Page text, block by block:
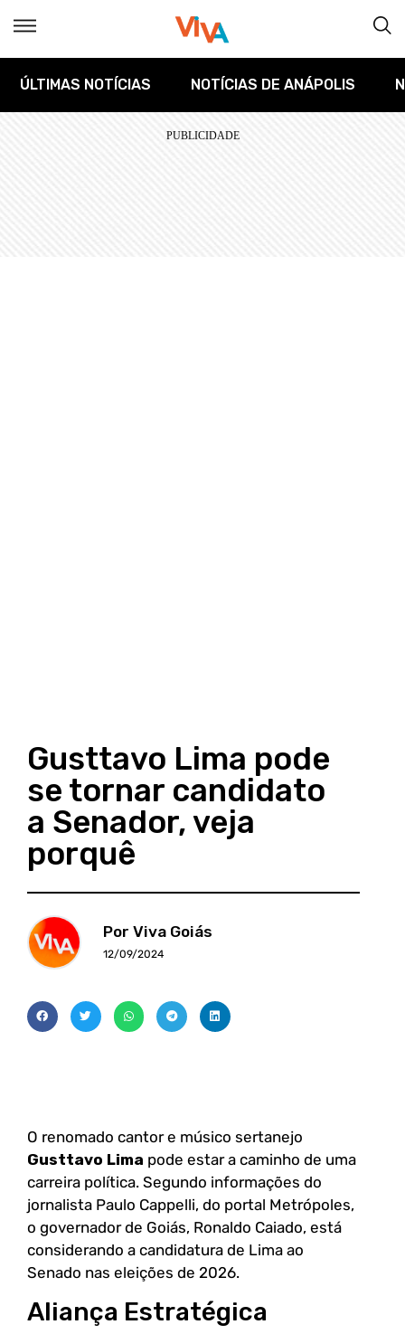
ÚLTIMAS NOTÍCIAS NOTÍCIAS DE ANÁPOLIS
Gusttavo Lima pode
se tornar candidato
a Senador, veja
porquê
Por Viva Goiás
12/09/2024
O renomado cantor e músico sertanejo
Gusttavo Lima pode estar a caminho de uma
carreira política. Segundo informações do
jornalista Paulo Cappelli, do portal Metrópoles,
o governador de Goiás, Ronaldo Caiado, está
considerando a candidatura de Lima ao
Senado nas eleições de 2026.
Aliança Estratégica